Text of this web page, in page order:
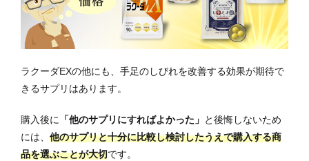
ラクーダEXの他にも、手足のしびれを改善する効果が期待で
きるサプリはあります。
購入後に 「他のサプリにすればよかった」 と後悔しないため
には、 他のサプリと十分に比較し検討したうえで購入する商
品を選ぶことが大切です。